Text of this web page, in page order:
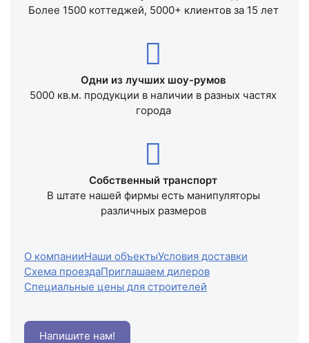
Более 1500 коттеджей, 5000+ клиентов за 15 лет
Одни из лучших шоу-румов
5000 кв.м. продукции в наличии в разных частях
города
Собственный транспорт
В штате нашей фирмы есть манипуляторы
различных размеров
О компанииНаши объектыУсловия доставки
Схема проездаПриглашаем дилеров
Специальные цены для строителей
Напишите нам!